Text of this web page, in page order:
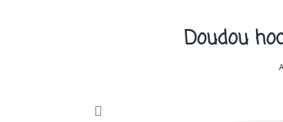
Doudou